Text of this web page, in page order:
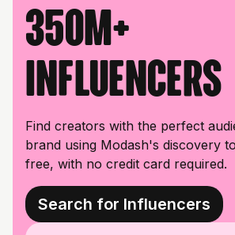
350M+
influencers
Find creators with the perfect
brand using Modash's discovery
free, with no credit card required.
Search for Influencers